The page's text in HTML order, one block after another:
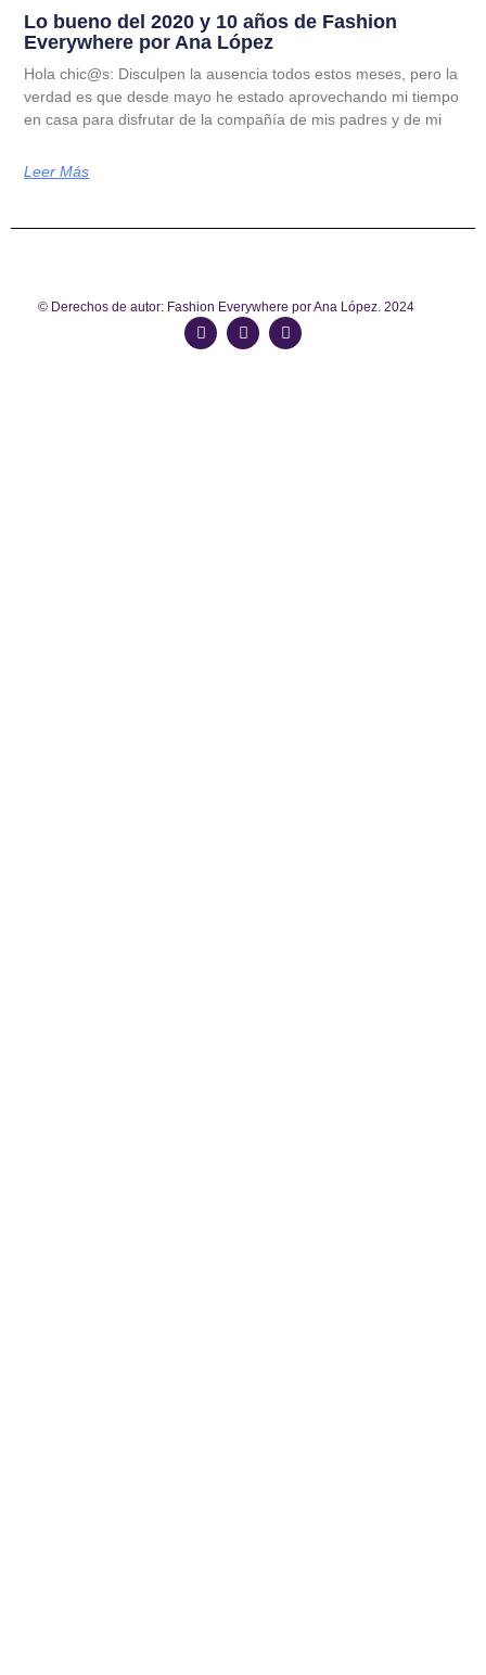
Lo bueno del 2020 y 10 años de Fashion
Everywhere por Ana López
Hola chic@s: Disculpen la ausencia todos estos meses, pero la
verdad es que desde mayo he estado aprovechando mi tiempo
en casa para disfrutar de la compañía de mis padres y de mi
Leer Más
© Derechos de autor: Fashion Everywhere por Ana López. 2024